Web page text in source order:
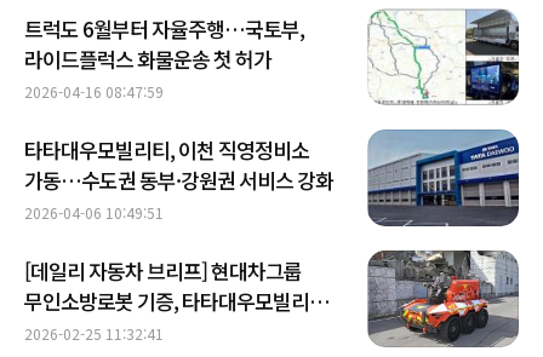
트럭도 6월부터 자율주행…국토부,
라이드플럭스 화물운송 첫 허가
2026-04-16 08:47:59
타타대우모빌리티, 이천 직영정비소
가동…수도권 동부·강원권 서비스 강화
2026-04-06 10:49:51
[데일리 자동차 브리프] 현대차그룹
무인소방로봇 기증, 타타대우모빌리티
사이버보안 설명회 外
2026-02-25 11:32:41